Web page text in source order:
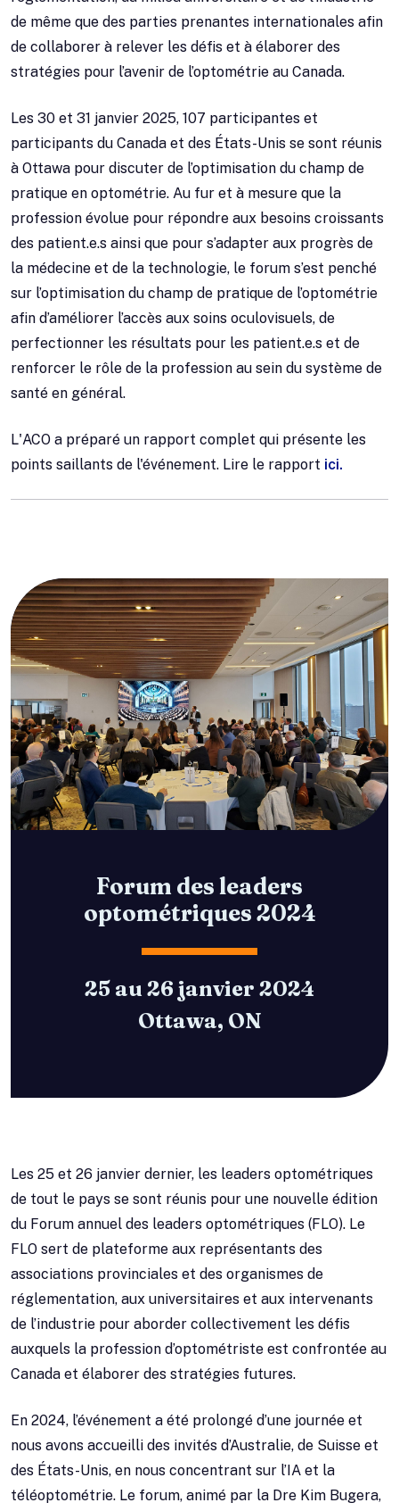
de même que des parties prenantes internationales afin
de collaborer à relever les défis et à élaborer des
stratégies pour l’avenir de l’optométrie au Canada.
Les 30 et 31 janvier 2025, 107 participantes et
participants du Canada et des États-Unis se sont réunis
à Ottawa pour discuter de l’optimisation du champ de
pratique en optométrie. Au fur et à mesure que la
profession évolue pour répondre aux besoins croissants
des patient.e.s ainsi que pour s’adapter aux progrès de
la médecine et de la technologie, le forum s’est penché
sur l’optimisation du champ de pratique de l’optométrie
afin d’améliorer l’accès aux soins oculovisuels, de
perfectionner les résultats pour les patient.e.s et de
renforcer le rôle de la profession au sein du système de
santé en général.
L'ACO a préparé un rapport complet qui présente les
points saillants de l'événement. Lire le rapport ici.
Forum des leaders
optométriques 2024
25 au 26 janvier 2024
Ottawa, ON
Les 25 et 26 janvier dernier, les leaders optométriques
de tout le pays se sont réunis pour une nouvelle édition
du Forum annuel des leaders optométriques (FLO). Le
FLO sert de plateforme aux représentants des
associations provinciales et des organismes de
réglementation, aux universitaires et aux intervenants
de l’industrie pour aborder collectivement les défis
auxquels la profession d’optométriste est confrontée au
Canada et élaborer des stratégies futures.
En 2024, l’événement a été prolongé d’une journée et
nous avons accueilli des invités d’Australie, de Suisse et
des États-Unis, en nous concentrant sur l’IA et la
téléoptométrie. Le forum, animé par la Dre Kim Bugera,